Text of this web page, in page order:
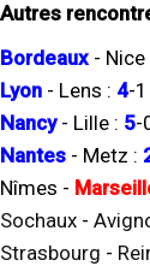
Autres
Bordeaux - Nice
Lyon - Lens : 4-1
Nancy- Lille : 5-
Nantes - Metz :
Nîmes -
Sochaux -
Strasbourg -